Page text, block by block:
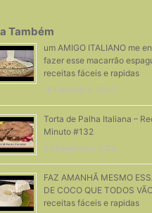
Também
um AMIGO ITALIANO me
fazer esse macarrão
receitas fáceis e rapidas
18 Dezembro, 2023
Torta de Palha Italiana –
Minuto #132
23 Dezembro, 2013
FAZ AMANHÃ MESMO
DE COCO QUE TODOS
receitas fáceis e rapidas